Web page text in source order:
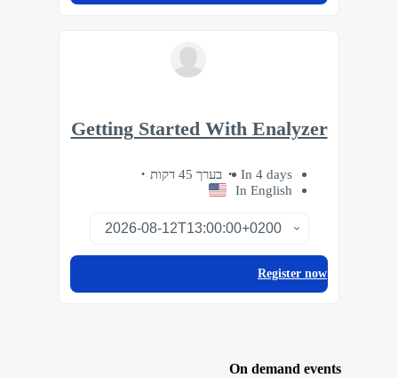
Getting Started With Enalyzer
In 4 days
בערך 45 דקות
In English
Register now
On demand events